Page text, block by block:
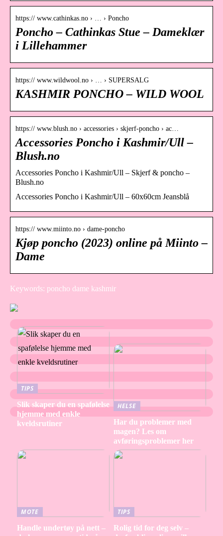
https:// www.cathinkas.no › … › Poncho
Poncho – Cathinkas Stue – Dameklær
i Lillehammer
https:// www.wildwool.no › … › SUPERSALG
KASHMIR PONCHO – WILD WOOL
https:// www.blush.no › accessories › skjerf-poncho › ac…
Accessories Poncho i Kashmir/Ull –
Blush.no
Accessories Poncho i Kashmir/Ull – Skjerf & poncho –
Blush.no
Accessories Poncho i Kashmir/Ull – 60x60cm Jeansblå
https:// www.miinto.no › dame-poncho
Kjøp poncho (2023) online på Miinto –
Dame
Keywords: poncho dame kashmir
TIPS
Slik skaper du en spafølelse
hjemme med enkle
kveldsrutiner
HELSE
Har du problemer med
magen? Les om
avføringsproblemer her
MOTE
Handle undertøy på nett –
TIPS
Rolig tid for deg selv –